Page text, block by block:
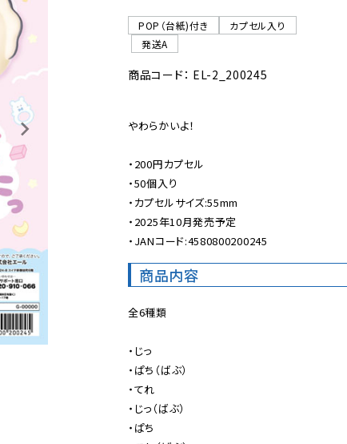
POP（台紙)付き
カプセル入り
発送A
商品コード： EL-2_200245
やわらかいよ！
・200円カプセル
・50個入り
・カプセルサイズ:55mm
・2025年10月発売予定
・JANコード:4580800200245
商品内容
全6種類
・じっ
・ぱち（ばぶ）
・てれ
・じっ（ばぶ）
・ぱち